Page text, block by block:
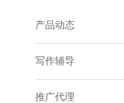
产品动态
写作辅导
推广代理